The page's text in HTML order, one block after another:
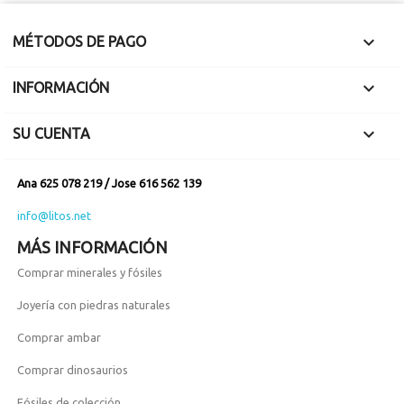
MÉTODOS DE PAGO 
INFORMACIÓN 
SU CUENTA 
Ana 625 078 219 / Jose 616 562 139
info@litos.net
MÁS INFORMACIÓN
Comprar minerales y fósiles
Joyería con piedras naturales
Comprar ambar
Comprar dinosaurios